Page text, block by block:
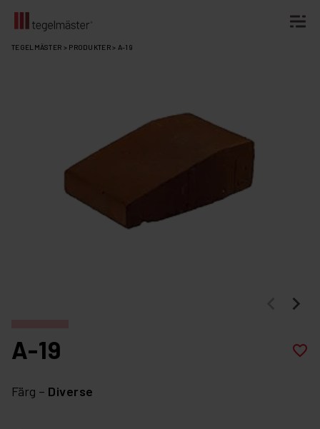
Fortsätt
TEGELMÄSTER > PRODUKTER> A-19
A-19 favorite_border
Färg – Diverse